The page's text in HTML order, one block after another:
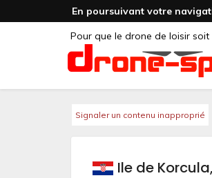
En poursuivant votre
Pour que le drone de loisir soit
Signaler un contenu inapproprié
Ile de